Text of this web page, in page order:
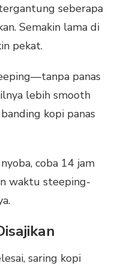
seberapa
Semakin lama di
pekat.
panas
lebih smooth
kopi panas
coba 14 jam
waktu steeping-
saring kopi